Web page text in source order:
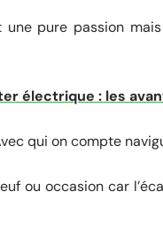
une pure passion
électrique : les
qui on compte
ou occasion car